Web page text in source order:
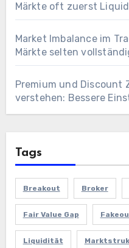
Märkte oft zuerst
Market Imbalance im
Märkte selten
Premium und Discount
verstehen: Bessere
Tags
Breakout Broker
Fair Value Gap
Liquidität